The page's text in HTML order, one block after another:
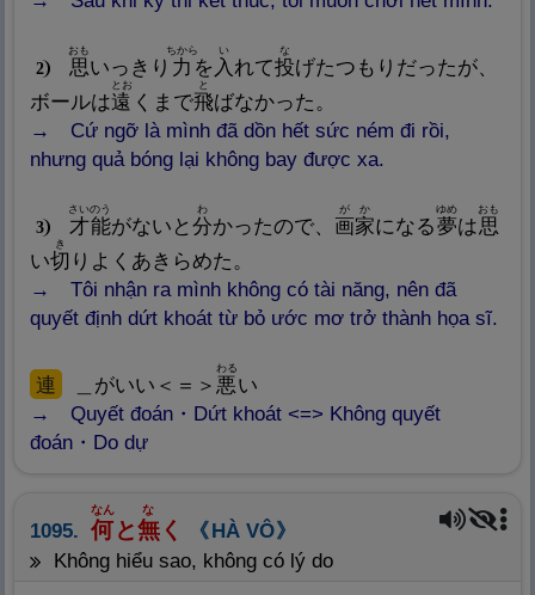
2 思
おも
いっきり 力
ちから
を 入
い
れて投
な
げたつもりだったが、
ボールは遠
とお
くまで飛
と
ばなかった。
Cứ ngỡ là mình đã dồn hết sức ném đi rồi,
nhưng quả bóng lại không bay được xa.
3 才能
Nghĩa: Tài năng, khả năng, vai
trò
さいのう
がないと分
lượng từ đếm thời gian
わ
かったので、 画家
Nghĩa: Ngôi nhà
がか
になる夢
ゆめ
は思
おも
い切
き
りよくあきらめた。
Tôi nhận ra mình không có tài năng, nên đã
quyết định dứt khoát từ bỏ ước mơ trở thành họa sĩ.
連
Nghĩa: Nối liền, liên tục, tiếp nối
＿がいい＜＝＞ 悪
わる
い
Quyết đoán・Dứt khoát <=> Không quyết
đoán・Do dự
1095. 何
なん
と無
な
く
HÀ VÔ
không hiểu sao, không có lý do